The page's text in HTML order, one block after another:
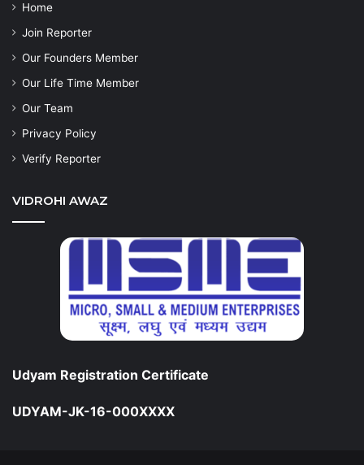
Home
Join Reporter
Our Founders Member
Our Life Time Member
Our Team
Privacy Policy
Verify Reporter
VIDROHI AWAZ
Udyam Registration Certificate
UDYAM-JK-16-000XXXX